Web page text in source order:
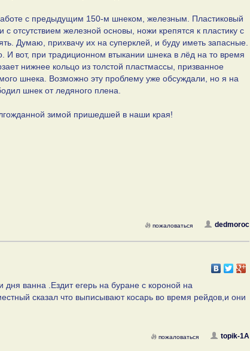
с предыдущим 150-м шнеком, железным. Пластиковый
отсутствием железной основы, ножи крепятся к пластику с
Думаю, прихвачу их на суперклей, и буду иметь запасные.
И вот, при традиционном втыкании шнека в лёд на то время
нижнее кольцо из толстой пластмассы, призванное
шнека. Возможно эту проблему уже обсуждали, но я на
шнек от ледяного плена.
зимой пришедшей в наши края!
dedmoroc
пожаловаться
дня ванна .Ездит егерь на буране с короной на
сказал что выписывают косарь во время рейдов,и они
topik-1A
пожаловаться